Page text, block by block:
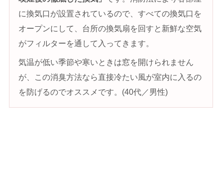
に換気口が設置されているので、すべての換気口を
オープンにして、台所の換気扇を回すと新鮮な空気
がフィルターを通して入ってきます。
気温が低い季節や寒いときは窓を開けられません
が、この消臭方法なら直接冷たい風が室内に入るの
を防げるのでオススメです。(40代／男性)